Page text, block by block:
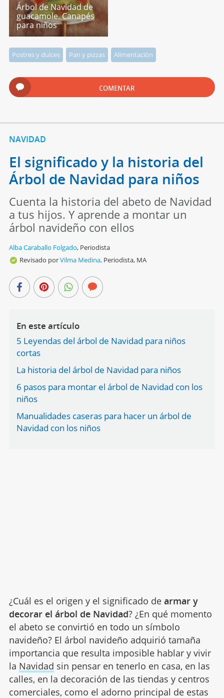
Árbol de Navidad de
guacamole. Canapés
para niños
Postres y dulces Pan y pizzas Alimentación
COMENTAR
NAVIDAD
El significado y la historia del
Árbol de Navidad para niños
Cuenta la historia del abeto de Navidad
a tus hijos. Y aprende a montar un
árbol navideño con ellos
Alba Caraballo Folgado, Periodista
Revisado porVilma Medina, Periodista, MA
En este artículo
5 Leyendas del árbol de Navidad para niños
cortas
La historia del árbol de Navidad para niños
6 pasos para montar el árbol de Navidad con los
niños
Manualidades caseras para hacer un árbol de
Navidad con los niños
¿Cuál es el origen y el significado de armar y
decorar el árbol de Navidad? ¿En qué momento
el abeto se convirtió en todo un símbolo
navideño? El árbol navideño adquirió tamaña
importancia que resulta imposible hablar y vivir
la Navidad sin pensar en tenerlo en casa, en las
calles, en la decoración de las tiendas y centros
comerciales, como el adorno principal de estas